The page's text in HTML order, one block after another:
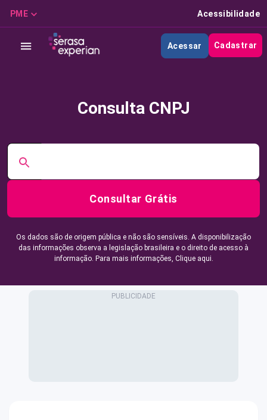
PME Acessibilidade
Acessar Cadastrar
Consulta CNPJ
Consultar Grátis
Os dados são de origem pública e não são sensíveis. A disponibilização
das informações observa a legislação brasileira e o direito de acesso à
informação. Para mais informações, Clique aqui.